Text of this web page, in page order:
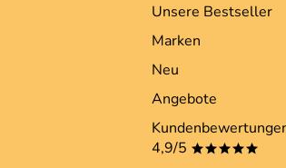
Unsere Bestseller
Marken
Neu
Angebote
4,9/5 *****